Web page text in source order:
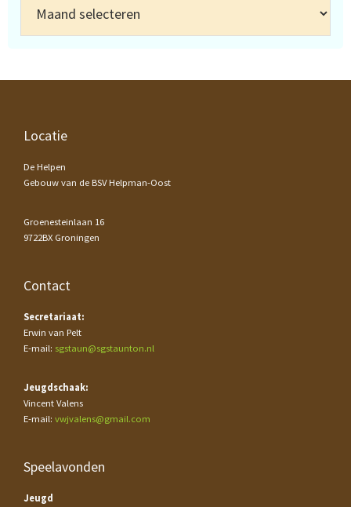
Footer
Locatie
De Helpen
Gebouw van de BSV Helpman-Oost
Groenesteinlaan 16
9722BX Groningen
Contact
Secretariaat:
Erwin van Pelt
E-mail: sgstaun@sgstaunton.nl
Jeugdschaak:
Vincent Valens
E-mail: vwjvalens@gmail.com
Speelavonden
Jeugd